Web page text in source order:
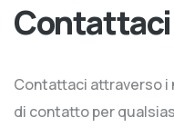
Contattaci
Contattaci attraverso i
di contatto per